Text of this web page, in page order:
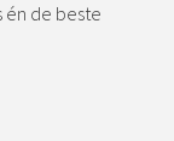
én de beste